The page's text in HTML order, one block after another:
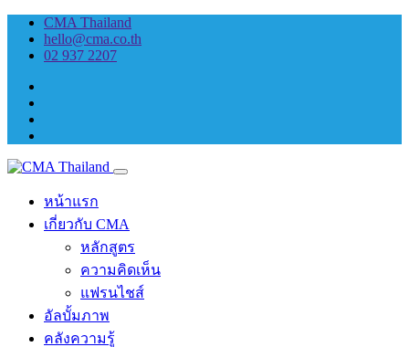
CMA Thailand
hello@cma.co.th
02 937 2207
หน้าแรก
เกี่ยวกับ CMA
หลักสูตร
ความคิดเห็น
แฟรนไชส์
อัลบั้มภาพ
คลังความรู้